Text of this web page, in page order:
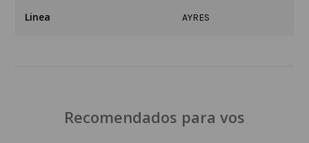
Linea AYRES
Recomendados para vos